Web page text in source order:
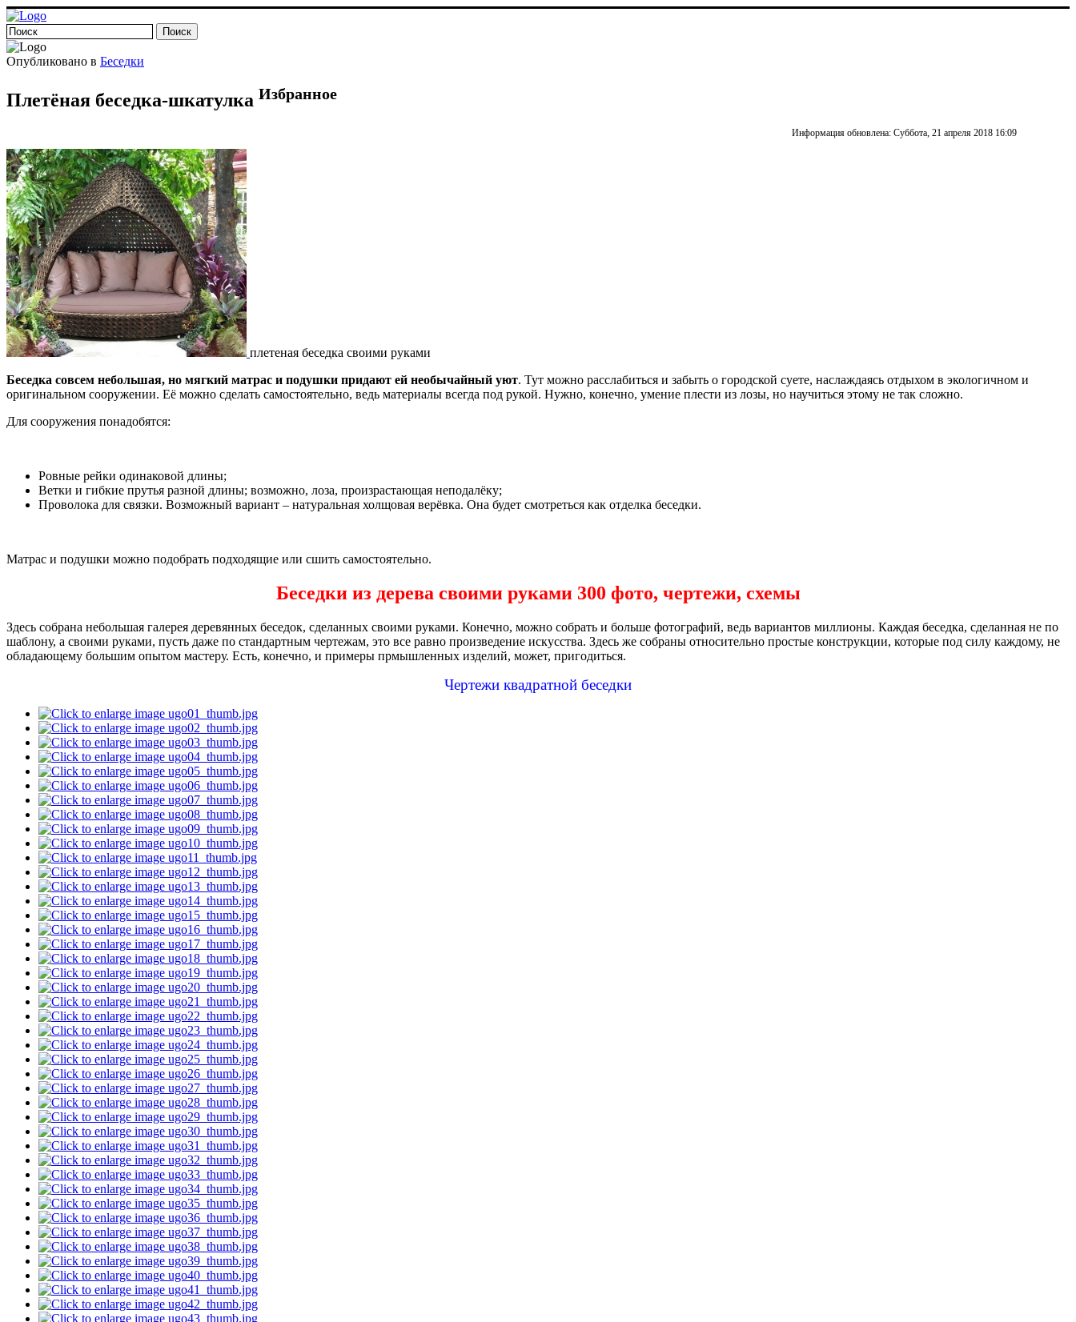
Опубликовано в Беседки
Плетёная беседка-шкатулка Избранное
Информация обновлена: Суббота, 21 апреля 2018 16:09
плетеная беседка своими руками
Беседка совсем небольшая, но мягкий матрас и подушки придают ей необычайный уют. Тут можно расслабиться и забыть о городской суете, наслаждаясь отдыхом в экологичном и
оригинальном сооружении. Её можно сделать самостоятельно, ведь материалы всегда под рукой. Нужно, конечно, умение плести из лозы, но научиться этому не так сложно.
Для сооружения понадобятся:
Ровные рейки одинаковой длины;
Ветки и гибкие прутья разной длины; возможно, лоза, произрастающая неподалёку;
Проволока для связки. Возможный вариант – натуральная холщовая верёвка. Она будет смотреться как отделка беседки.
Матрас и подушки можно подобрать подходящие или сшить самостоятельно.
Беседки из дерева своими руками 300 фото, чертежи, схемы
Здесь собрана небольшая галерея деревянных беседок, сделанных своими руками. Конечно, можно собрать и больше фотографий, ведь вариантов миллионы. Каждая беседка, сделанная не по
шаблону, а своими руками, пусть даже по стандартным чертежам, это все равно произведение искусства. Здесь же собраны относительно простые конструкции, которые под силу каждому, не
обладающему большим опытом мастеру. Есть, конечно, и примеры прмышленных изделий, может, пригодиться.
Чертежи квадратной беседки